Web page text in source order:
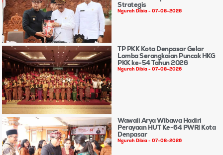
Strategis
Ngurah Dibia 07-08-2026
TP PKK Kota Denpasar Gelar
Lomba Serangkaian Puncak HKG
PKK ke-54 Tahun 2026
Ngurah Dibia 07-08-2026
Wawali Arya Wibawa Hadiri
Perayaan HUT Ke-64 PWRI Kota
Denpasar
Ngurah Dibia 07-08-2026